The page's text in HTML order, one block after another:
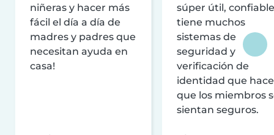
niñeras y hacer más
fácil el día a día de
madres y padres que
necesitan ayuda en
casa!
súper útil,
tiene muchos
sistemas de
seguridad y
verificación de
identidad que
que los miembros
sientan seguros.